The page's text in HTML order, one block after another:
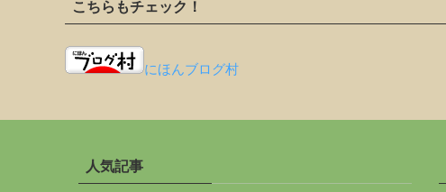
こちらもチェック！
にほんブログ村
人気記事